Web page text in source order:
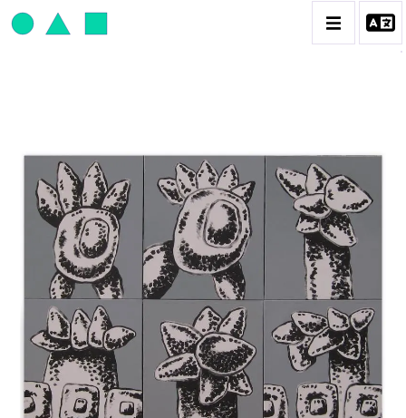
JEAN-PAUL THAÉRON
BIOGRAPHIE
CATALOGUE DES OEUVRES
OBJET / SIGNE
PEINTURE
SCULPTURE
CONTACT